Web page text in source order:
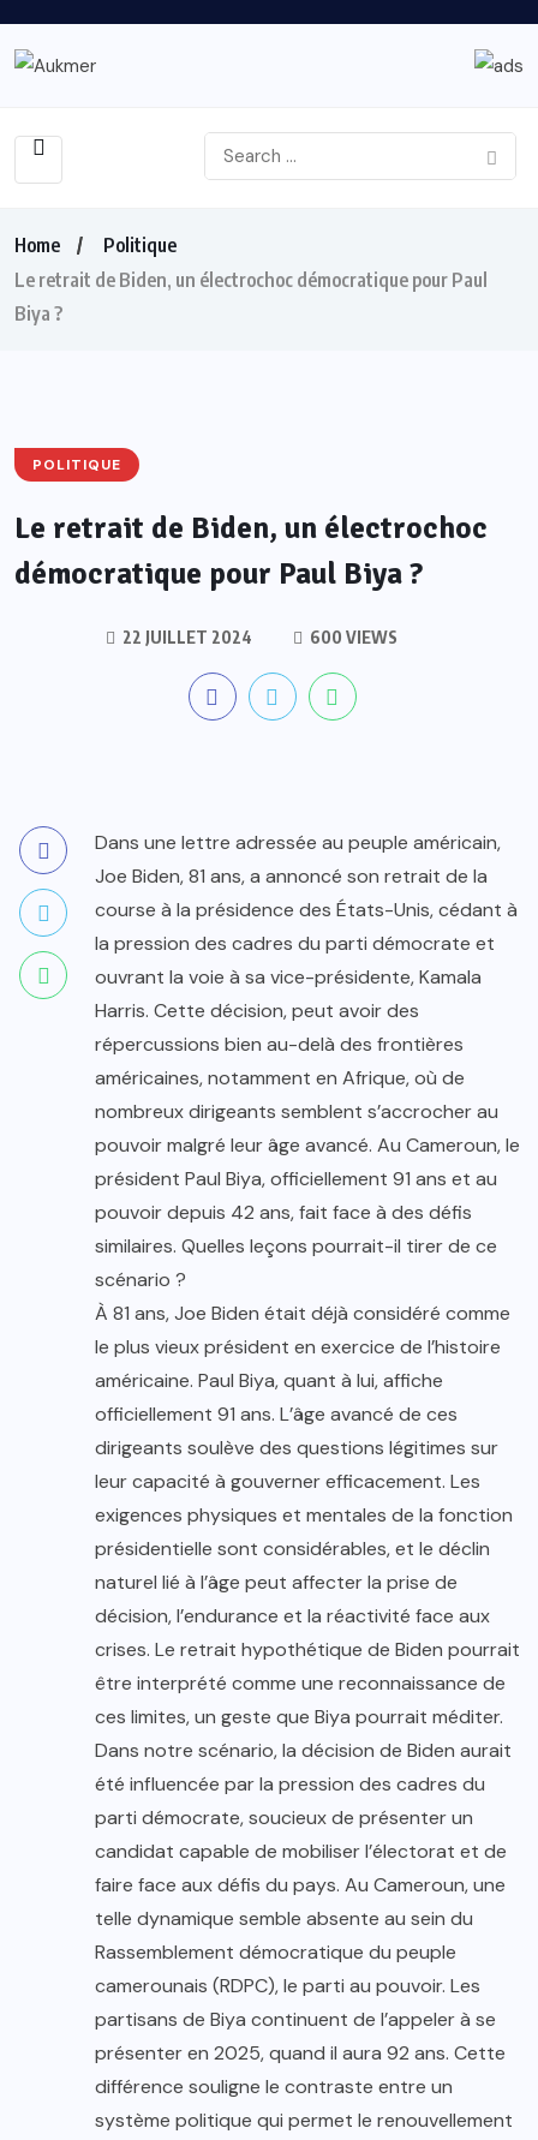
Home
Politique
Le retrait de Biden, un électrochoc démocratique pour Paul
Biya ?
POLITIQUE
Le retrait de Biden, un électrochoc
démocratique pour Paul Biya ?
22 JUILLET 2024 600 VIEWS
Dans une lettre adressée au peuple américain,
Joe Biden, 81 ans, a annoncé son retrait de la
course à la présidence des États-Unis, cédant à
la pression des cadres du parti démocrate et
ouvrant la voie à sa vice-présidente, Kamala
Harris. Cette décision, peut avoir des
répercussions bien au-delà des frontières
américaines, notamment en Afrique, où de
nombreux dirigeants semblent s’accrocher au
pouvoir malgré leur âge avancé. Au Cameroun, le
président Paul Biya, officiellement 91 ans et au
pouvoir depuis 42 ans, fait face à des défis
similaires. Quelles leçons pourrait-il tirer de ce
scénario ?
À 81 ans, Joe Biden était déjà considéré comme
le plus vieux président en exercice de l’histoire
américaine. Paul Biya, quant à lui, affiche
officiellement 91 ans. L’âge avancé de ces
dirigeants soulève des questions légitimes sur
leur capacité à gouverner efficacement. Les
exigences physiques et mentales de la fonction
présidentielle sont considérables, et le déclin
naturel lié à l’âge peut affecter la prise de
décision, l’endurance et la réactivité face aux
crises. Le retrait hypothétique de Biden pourrait
être interprété comme une reconnaissance de
ces limites, un geste que Biya pourrait méditer.
Dans notre scénario, la décision de Biden aurait
été influencée par la pression des cadres du
parti démocrate, soucieux de présenter un
candidat capable de mobiliser l’électorat et de
faire face aux défis du pays. Au Cameroun, une
telle dynamique semble absente au sein du
Rassemblement démocratique du peuple
camerounais (RDPC), le parti au pouvoir. Les
partisans de Biya continuent de l’appeler à se
présenter en 2025, quand il aura 92 ans. Cette
différence souligne le contraste entre un
système politique qui permet le renouvellement